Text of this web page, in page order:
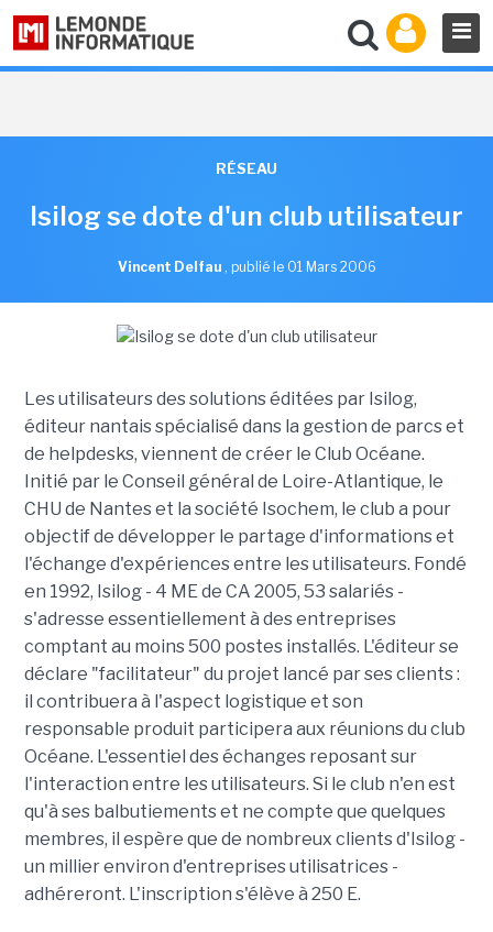
RÉSEAU
Isilog se dote d'un club utilisateur
Vincent Delfau , publié le 01 Mars 2006
Les utilisateurs des solutions éditées par Isilog,
éditeur nantais spécialisé dans la gestion de parcs et
de helpdesks, viennent de créer le Club Océane.
Initié par le Conseil général de Loire-Atlantique, le
CHU de Nantes et la société Isochem, le club a pour
objectif de développer le partage d'informations et
l'échange d'expériences entre les utilisateurs. Fondé
en 1992, Isilog - 4 ME de CA 2005, 53 salariés -
s'adresse essentiellement à des entreprises
comptant au moins 500 postes installés. L'éditeur se
déclare "facilitateur" du projet lancé par ses clients :
il contribuera à l'aspect logistique et son
responsable produit participera aux réunions du club
Océane. L'essentiel des échanges reposant sur
l'interaction entre les utilisateurs. Si le club n'en est
qu'à ses balbutiements et ne compte que quelques
membres, il espère que de nombreux clients d'Isilog -
un millier environ d'entreprises utilisatrices -
adhéreront. L'inscription s'élève à 250 E.